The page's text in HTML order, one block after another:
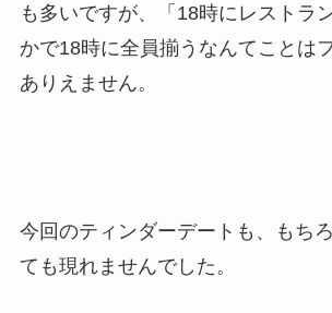
も多いですが、「18時にレストラ
かで18時に全員揃うなんてことは
ありえません。
今回のティンダーデートも、もち
ても現れませんでした。